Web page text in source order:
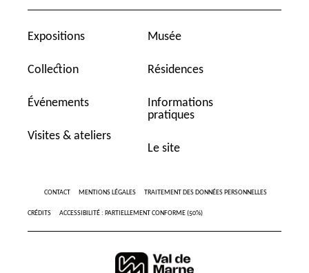
Expositions
Collection
Événements
Visites & ateliers
Musée
Résidences
Informations
pratiques
Le site
CONTACT MENTIONS LÉGALES TRAITEMENT DES DONNÉES PERSONNELLES
CRÉDITS ACCESSIBILITÉ : PARTIELLEMENT CONFORME (50%)